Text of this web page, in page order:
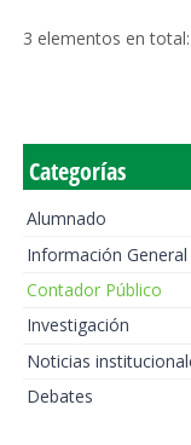
3 elementos en total:
Categorías
Alumnado
Información General
Contador Público
Investigación
Noticias
Debates